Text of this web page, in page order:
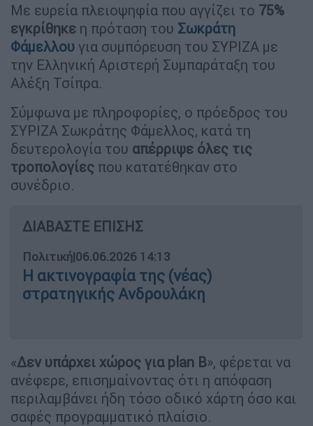
Με ευρεία πλειοψηφία που αγγίζει το 75%
εγκρίθηκε η πρόταση του Σωκράτη
Φάμελλου για συμπόρευση του ΣΥΡΙΖΑ με
την Ελληνική Αριστερή Συμπαράταξη του
Αλέξη Τσίπρα.
Σύμφωνα με πληροφορίες, ο πρόεδρος του
ΣΥΡΙΖΑ Σωκράτης Φάμελλος, κατά τη
δευτερολογία του απέρριψε όλες τις
τροπολογίες που κατατέθηκαν στο
συνέδριο.
ΔΙΑΒΑΣΤΕ ΕΠΙΣΗΣ
Πολιτική|06.06.2026 14:13
Η ακτινογραφία της (νέας)
στρατηγικής Ανδρουλάκη
«Δεν υπάρχει χώρος για plan B», φέρεται να
ανέφερε, επισημαίνοντας ότι η απόφαση
περιλαμβάνει ήδη τόσο οδικό χάρτη όσο και
σαφές προγραμματικό πλαίσιο.